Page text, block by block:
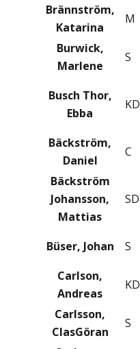
Brännström,
Katarina
M
Burwick,
Marlene
S
Busch Thor,
Ebba
KD
Bäckström,
Daniel
C
Bäckström
Johansson,
Mattias
SD
Büser, Johan S
Carlson,
Andreas
KD
Carlsson,
ClasGöran
S